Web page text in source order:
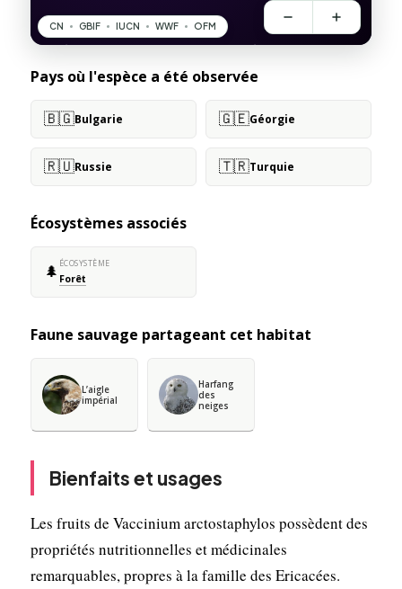
Pays où l'espèce a été observée
🇧🇬Bulgarie 🇬🇪Géorgie
🇷🇺Russie 🇹🇷Turquie
Écosystèmes associés
🌲 ÉCOSYSTÈME
Forêt
Faune sauvage partageant cet habitat
L’aigle
impérial
Harfang
des
neiges
Bienfaits et usages
Les fruits de Vaccinium arctostaphylos possèdent des
propriétés nutritionnelles et médicinales
remarquables, propres à la famille des Ericacées.